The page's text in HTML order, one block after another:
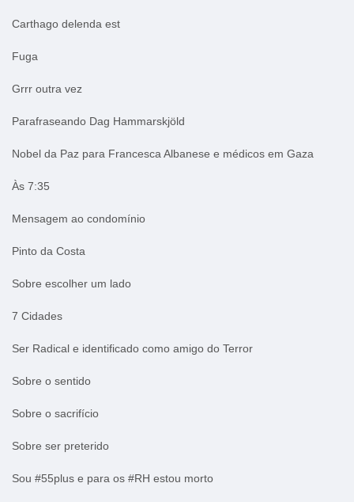
Carthago delenda est
Fuga
Grrr outra vez
Parafraseando Dag Hammarskjöld
Nobel da Paz para Francesca Albanese e médicos em Gaza
Às 7:35
Mensagem ao condomínio
Pinto da Costa
Sobre escolher um lado
7 Cidades
Ser Radical e identificado como amigo do Terror
Sobre o sentido
Sobre o sacrifício
Sobre ser preterido
Sou #55plus e para os #RH estou morto